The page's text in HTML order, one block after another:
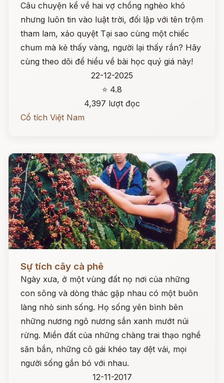
Câu chuyện kể về hai vợ chồng nghèo khó
nhưng luôn tin vào luật trời, đối lập với tên trộm
tham lam, xảo quyệt Tại sao cùng một chiếc
chum mà kẻ thấy vàng, người lại thấy rắn? Hãy
cùng theo dõi để hiểu về bài học quý giá này!
22-12-2025
⭐ 4.8
4,397 lượt đọc
Cổ tích Việt Nam
Sự tích cây cà phê
Ngày xưa, ở một vùng đất nọ nơi của những
con sông và dòng thác gặp nhau có một buôn
làng nhỏ sinh sống. Họ sống yên bình bên
những nương ngô nương sắn xanh mướt núi
rừng. Miền đất của những chàng trai thạo nghề
săn bắn, những cô gái khéo tay dệt vải, mọi
người sống gắn bó với nhau.
12-11-2017